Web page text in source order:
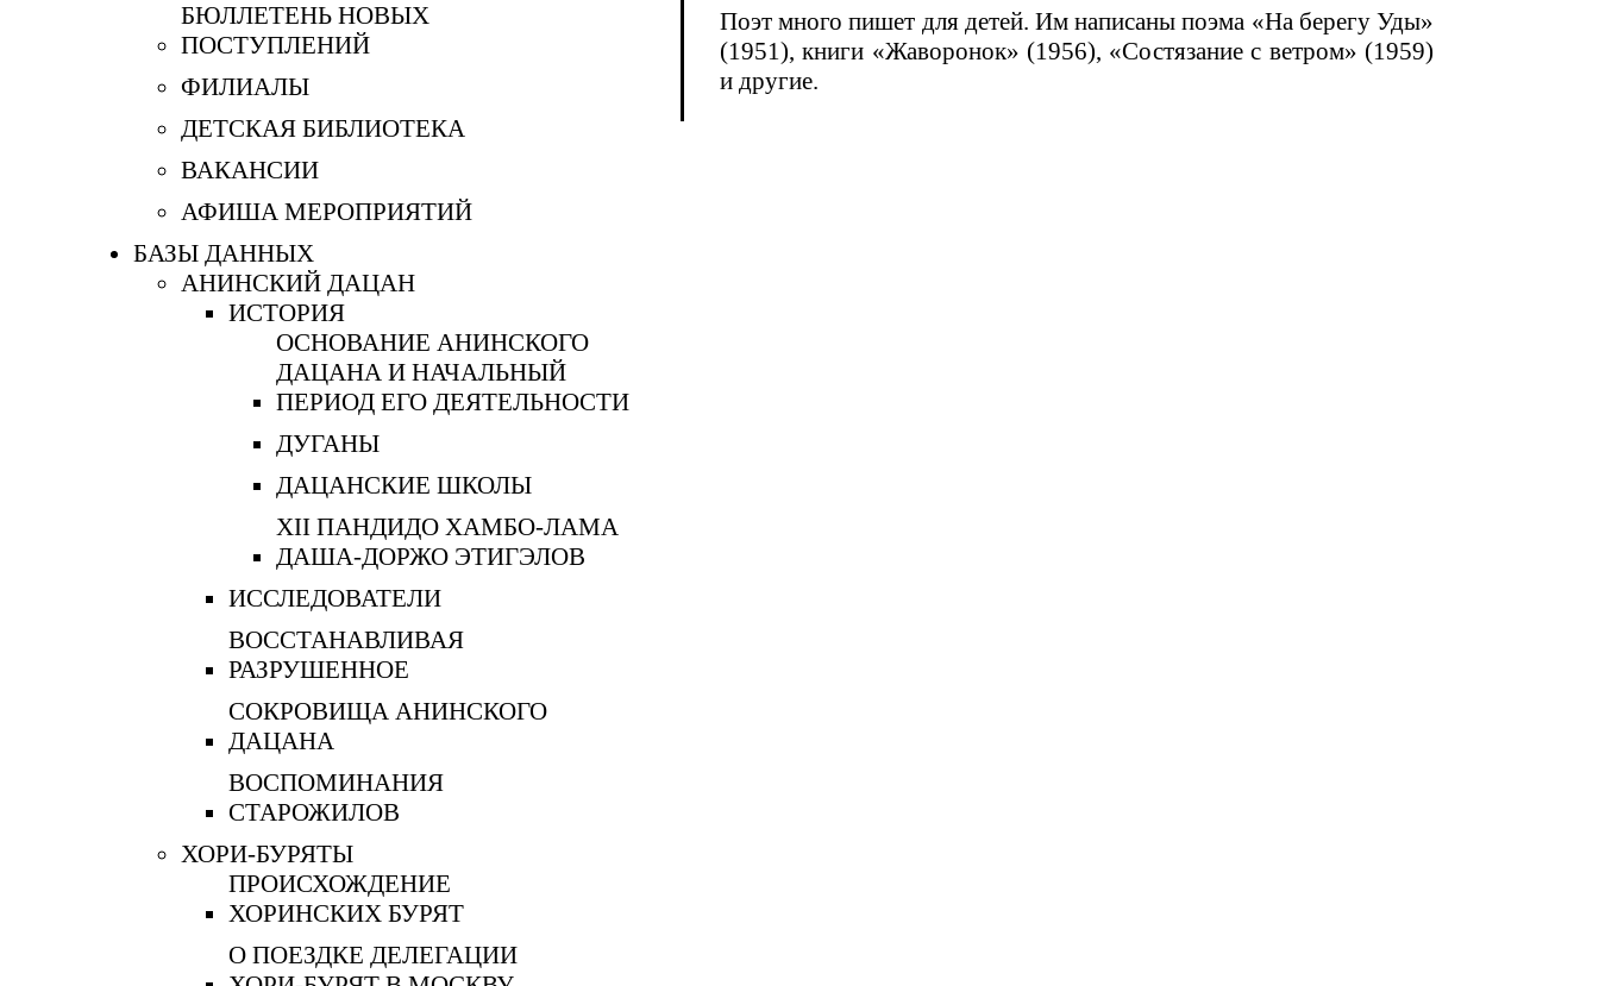
БЮЛЛЕТЕНЬ НОВЫХ
ПОСТУПЛЕНИЙ
ФИЛИАЛЫ
ДЕТСКАЯ БИБЛИОТЕКА
ВАКАНСИИ
АФИША МЕРОПРИЯТИЙ
БАЗЫ ДАННЫХ
АНИНСКИЙ ДАЦАН
ИСТОРИЯ
ОСНОВАНИЕ АНИНСКОГО
ДАЦАНА И НАЧАЛЬНЫЙ
ПЕРИОД ЕГО ДЕЯТЕЛЬНОСТИ
ДУГАНЫ
ДАЦАНСКИЕ ШКОЛЫ
XII ПАНДИДО ХАМБО-ЛАМА
ДАША-ДОРЖО ЭТИГЭЛОВ
ИССЛЕДОВАТЕЛИ
ВОССТАНАВЛИВАЯ
РАЗРУШЕННОЕ
СОКРОВИЩА АНИНСКОГО
ДАЦАНА
ВОСПОМИНАНИЯ
СТАРОЖИЛОВ
ХОРИ-БУРЯТЫ
ПРОИСХОЖДЕНИЕ
ХОРИНСКИХ БУРЯТ
О ПОЕЗДКЕ ДЕЛЕГАЦИИ
Поэт много пишет для детей. Им написаны поэма «На берегу Уды»
(1951), книги «Жаворонок» (1956), «Состязание с ветром» (1959)
и другие.